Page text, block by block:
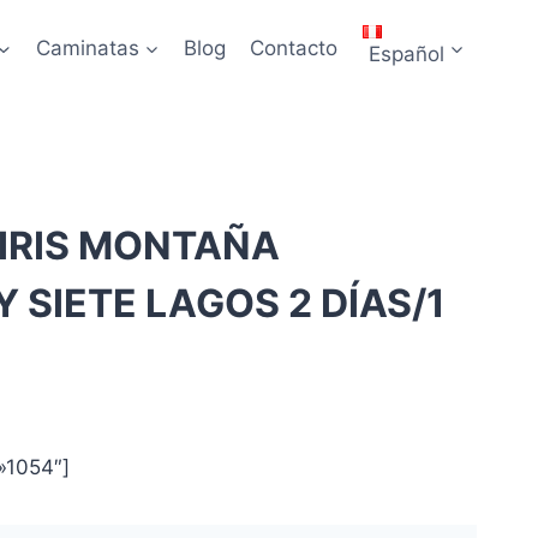
Caminatas Blog Contacto Español
MONTAÑA
SIETE LAGOS 2 DÍAS/1